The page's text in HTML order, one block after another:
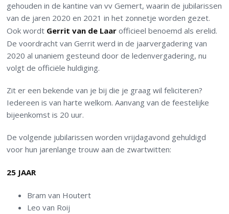
gehouden in de kantine van vv Gemert, waarin de jubilarissen
van de jaren 2020 en 2021 in het zonnetje worden gezet.
Ook wordt Gerrit van de Laar officieel benoemd als erelid.
De voordracht van Gerrit werd in de jaarvergadering van
2020 al unaniem gesteund door de ledenvergadering, nu
volgt de officiële huldiging.
Zit er een bekende van je bij die je graag wil feliciteren?
Iedereen is van harte welkom. Aanvang van de feestelijke
bijeenkomst is 20 uur.
De volgende jubilarissen worden vrijdagavond gehuldigd
voor hun jarenlange trouw aan de zwartwitten:
25 JAAR
Bram van Houtert
Leo van Roij